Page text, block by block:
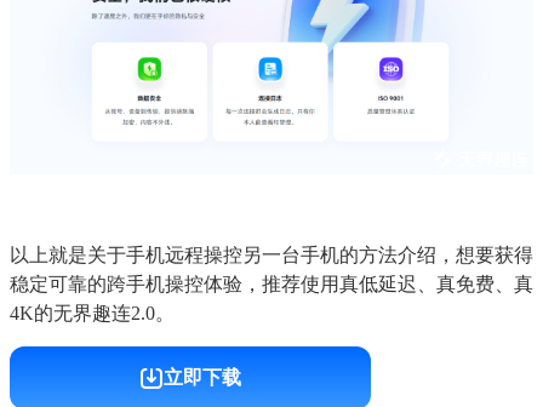
以上就是关于手机远程操控另一台手机的方法介绍，想要获得
稳定可靠的跨手机操控体验，推荐使用真低延迟、真免费、真
4K的无界趣连2.0。
立即下载